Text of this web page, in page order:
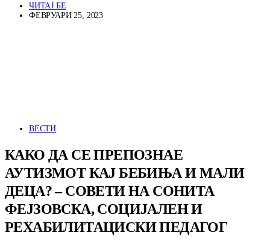
ЧИТАЈ БЕ
ФЕВРУАРИ 25, 2023
ВЕСТИ
КАКО ДА СЕ ПРЕПОЗНАЕ
АУТИЗМОТ КАЈ БЕБИЊА И МАЛИ
ДЕЦА? – СОВЕТИ НА СОНИТА
ФЕЈЗОВСКА, СОЦИЈАЛЕН И
РЕХАБИЛИТАЦИСКИ ПЕДАГОГ